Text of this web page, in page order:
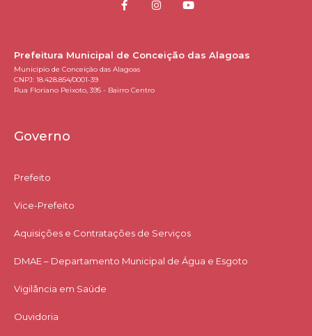
Prefeitura Municipal de Conceição das Alagoas
Município de Conceição das Alagoas
CNPJ: 18.428.854/0001-39
Rua Floriano Peixoto, 395 - Bairro Centro
Governo
Prefeito
Vice-Prefeito
Aquisições e Contratações de Serviços​
DMAE – Departamento Municipal de Água e Esgoto
Vigilância em Saúde
Ouvidoria